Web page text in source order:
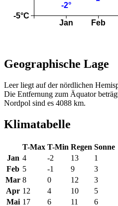
Geographische Lage
Leer liegt auf der nördlichen
Die Entfernung zum Äquator
Nordpol sind es 4088 km.
Klimatabelle
T-Max T-Min Regen Sonne
Jan 4 -2 13
1
Feb 5 -1 9
3
Mar 8 0 12
3
Apr 12 4 10
5
Mai 17 6 11 6